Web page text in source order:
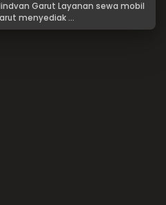
Garut Layanan sewa mobil
menyediak ...